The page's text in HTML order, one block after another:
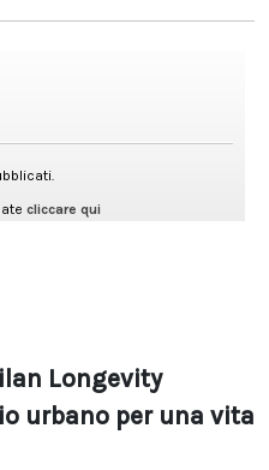
Longevity
urbano per una vita